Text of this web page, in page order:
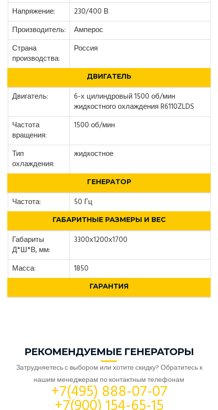
Напряжение:
230/400 В
Производитель:
Амперос
Страна
производства:
Россия
ДВИГАТЕЛЬ
Двигатель:
6-х цилиндровый 1500 об/мин
жидкостного охлаждения R6110ZLDS
Частота
вращения:
1500 об/мин
Тип
охлаждения:
жидкостное
ГЕНЕРАТОР
Частота: 50 Гц
ГАБАРИТНЫЕ РАЗМЕРЫ И ВЕС
Габариты
Д*Ш*В, мм:
3300х1200х1700
Масса: 1850
ГАРАНТИЯ
РЕКОМЕНДУЕМЫЕ ГЕНЕРАТОРЫ
Затрудняетесь с выбором или хотите скидку? Обратитесь к
нашим менеджерам по контактным телефонам
+7(495) 888-07-07